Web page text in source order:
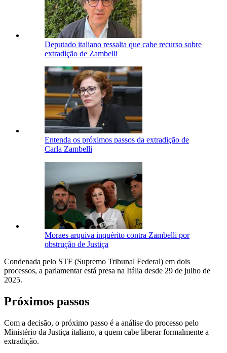
Deputado italiano ressalta que cabe recurso sobre
extradição de Zambelli
Entenda os próximos passos da extradição de
Carla Zambelli
Moraes arquiva inquérito contra Zambelli por
obstrução de Justiça
Condenada pelo STF (Supremo Tribunal Federal) em dois
processos, a parlamentar está presa na Itália desde 29 de julho de
2025.
Próximos passos
Com a decisão, o próximo passo é a análise do processo pelo
Ministério da Justiça italiano, a quem cabe liberar formalmente a
extradição.